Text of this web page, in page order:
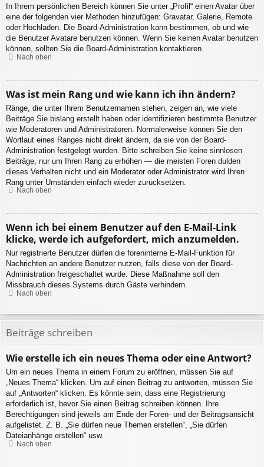
In Ihrem persönlichen Bereich können Sie unter „Profil“ einen Avatar über
eine der folgenden vier Methoden hinzufügen: Gravatar, Galerie, Remote
oder Hochladen. Die Board-Administration kann bestimmen, ob und wie
die Benutzer Avatare benutzen können. Wenn Sie keinen Avatar benutzen
können, sollten Sie die Board-Administration kontaktieren.
Nach oben
Was ist mein Rang und wie kann ich ihn ändern?
Ränge, die unter Ihrem Benutzernamen stehen, zeigen an, wie viele
Beiträge Sie bislang erstellt haben oder identifizieren bestimmte Benutzer
wie Moderatoren und Administratoren. Normalerweise können Sie den
Wortlaut eines Ranges nicht direkt ändern, da sie von der Board-
Administration festgelegt wurden. Bitte schreiben Sie keine sinnlosen
Beiträge, nur um Ihren Rang zu erhöhen — die meisten Foren dulden
dieses Verhalten nicht und ein Moderator oder Administrator wird Ihren
Rang unter Umständen einfach wieder zurücksetzen.
Nach oben
Wenn ich bei einem Benutzer auf den E-Mail-Link
klicke, werde ich aufgefordert, mich anzumelden.
Nur registrierte Benutzer dürfen die foreninterne E-Mail-Funktion für
Nachrichten an andere Benutzer nutzen, falls diese von der Board-
Administration freigeschaltet wurde. Diese Maßnahme soll den
Missbrauch dieses Systems durch Gäste verhindern.
Nach oben
Beiträge schreiben
Wie erstelle ich ein neues Thema oder eine Antwort?
Um ein neues Thema in einem Forum zu eröffnen, müssen Sie auf
„Neues Thema“ klicken. Um auf einen Beitrag zu antworten, müssen Sie
auf „Antworten“ klicken. Es könnte sein, dass eine Registrierung
erforderlich ist, bevor Sie einen Beitrag schreiben können. Ihre
Berechtigungen sind jeweils am Ende der Foren- und der Beitragsansicht
aufgelistet. Z. B. „Sie dürfen neue Themen erstellen“, „Sie dürfen
Dateianhänge erstellen“ usw.
Nach oben